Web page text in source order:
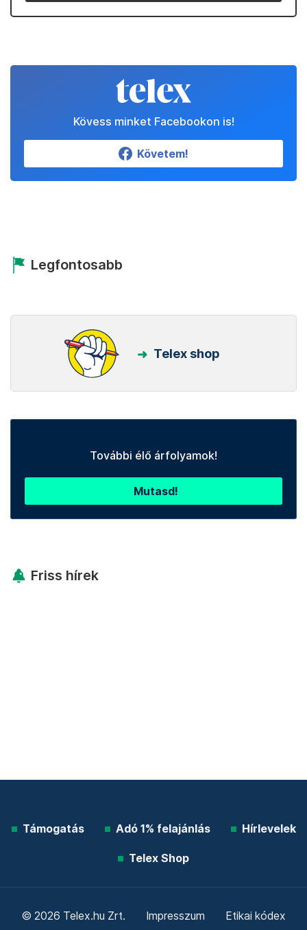
Kövess minket Facebookon is!
Követem!
Legfontosabb
Telex shop
További élő árfolyamok!
Mutasd!
Friss hírek
Támogatás Adó 1% felajánlás Hírlevelek
Telex Shop
© 2026 Telex.hu Zrt. Impresszum Etikai kódex